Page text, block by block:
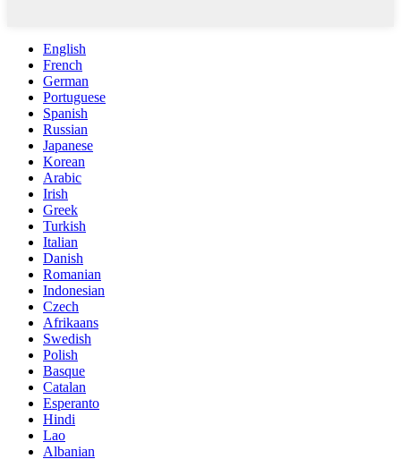
English
French
German
Portuguese
Spanish
Russian
Japanese
Korean
Arabic
Irish
Greek
Turkish
Italian
Danish
Romanian
Indonesian
Czech
Afrikaans
Swedish
Polish
Basque
Catalan
Esperanto
Hindi
Lao
Albanian